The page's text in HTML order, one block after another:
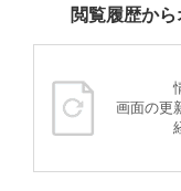
閲覧履歴か
画面の更